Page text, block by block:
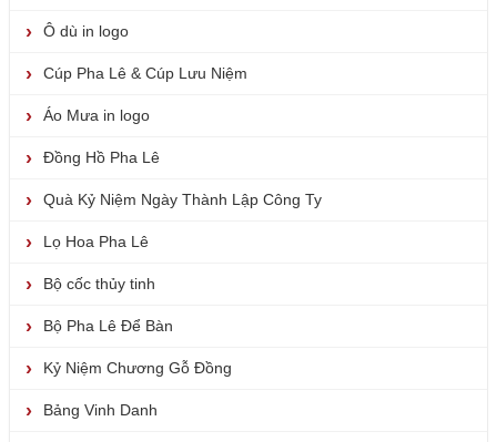
Ô dù in logo
Cúp Pha Lê & Cúp Lưu Niệm
Áo Mưa in logo
Đồng Hồ Pha Lê
Quà Kỷ Niệm Ngày Thành Lập Công Ty
Lọ Hoa Pha Lê
Bộ cốc thủy tinh
Bộ Pha Lê Để Bàn
Kỷ Niệm Chương Gỗ Đồng
Bảng Vinh Danh